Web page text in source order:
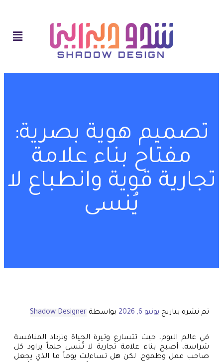
تصميم هوية بصرية:
مفتاح بناء علامة
تجارية قوية وانطباع لا
يُنسى
تم نشره بتاريخ يونيو 6, 2026 بواسطة Shadow Designer
في عالم اليوم، حيث تتسارع وتيرة الحياة وتزداد المنافسة
شراسة، أصبح بناء علامة تجارية لا تُنسى حلماً يراود كل
صاحب عمل وطموح. لكن هل تساءلت يوماً ما الذي يجعل